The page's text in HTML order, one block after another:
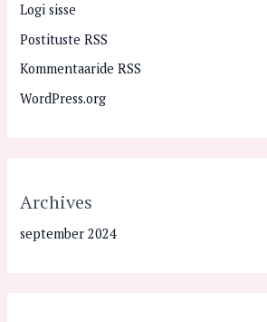
Logi sisse
Postituste RSS
Kommentaaride RSS
WordPress.org
Archives
september 2024